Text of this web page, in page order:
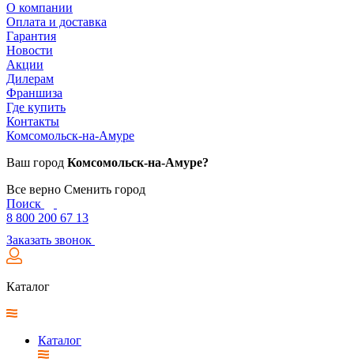
О компании
Оплата и доставка
Гарантия
Новости
Акции
Дилерам
Франшиза
Где купить
Контакты
Комсомольск-на-Амуре
Ваш город Комсомольск-на-Амуре?
Все верно Сменить город
Поиск
8 800 200 67 13
Заказать звонок
Каталог
Каталог